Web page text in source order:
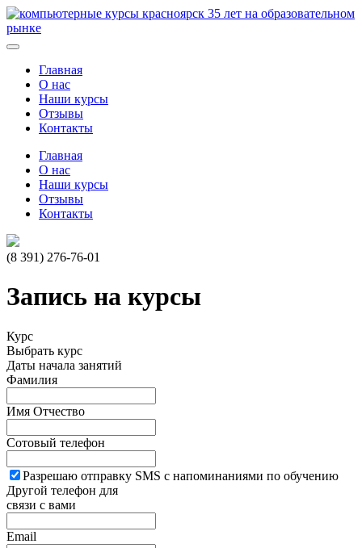
35 лет на образовательном
рынке
Главная
О нас
Наши курсы
Отзывы
Контакты
Главная
О нас
Наши курсы
Отзывы
Контакты
(8 391) 276-76-01
Запись на курсы
Курс
Выбрать курс
Даты начала занятий
Фамилия
Имя Отчество
Сотовый телефон
Разрешаю отправку SMS с напоминаниями по обучению
Другой телефон для
связи с вами
Email